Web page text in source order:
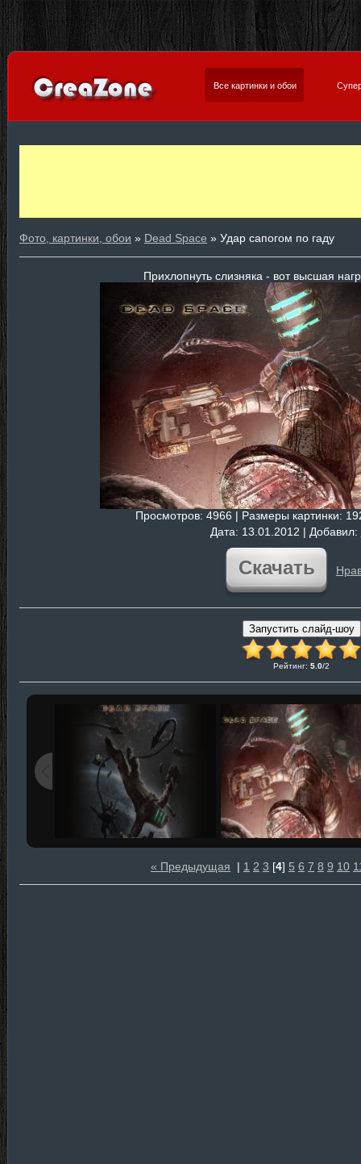
Все картинки и обои
Фото, картинки, обои » Dead Space » Удар сапогом по гаду
Прихлопнуть слизняка - вот высшая
Просмотров: 4966 | Размеры картинки:
Дата: 13.01.2012 | Добавил:
Скачать
Рейтинг: 5.0/2
« Предыдущая | 1 2 3 [4] 5 6 7 8 9 10